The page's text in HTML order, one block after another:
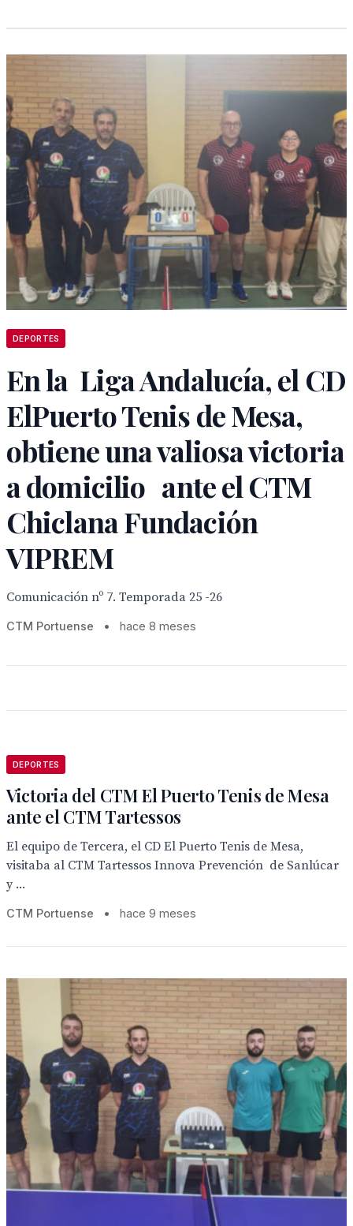
DEPORTES
En la Liga Andalucía, el CD
ElPuerto Tenis de Mesa,
obtiene una valiosa victoria
a domicilio ante el CTM
Chiclana Fundación
VIPREM
Comunicación nº 7. Temporada 25 -26
CTM Portuense • hace 8 meses
DEPORTES
Victoria del CTM El Puerto Tenis de Mesa
ante el CTM Tartessos
El equipo de Tercera, el CD El Puerto Tenis de Mesa,
visitaba al CTM Tartessos Innova Prevención de Sanlúcar
y ...
CTM Portuense • hace 9 meses